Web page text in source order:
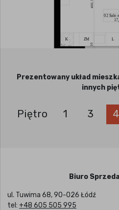
Prezentowany układ
innych
Piętro 1 3 4
Biuro
ul. Tuwima 68, 90-026 Łódź
tel: +48 605 505 995